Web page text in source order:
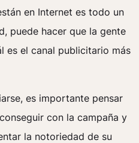
en Internet es todo un
puede hacer que la gente
es el canal publicitario más
es importante pensar
con la campaña y
la notoriedad de su